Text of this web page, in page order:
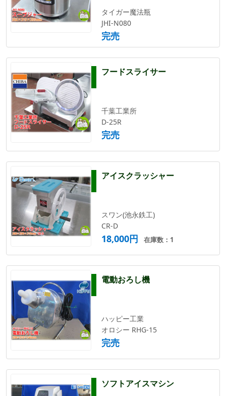
タイガー魔法瓶
JHI-N080
完売
フードスライサー
千葉工業所
D-25R
完売
アイスクラッシャー
スワン(池永鉄工)
CR-D
18,000円 在庫数：1
電動おろし機
ハッピー工業
オロシー RHG-15
完売
ソフトアイスマシン